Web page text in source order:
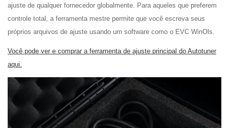
ajuste de qualquer fornecedor globalmente. Para aqueles que preferem
controle total, a ferramenta mestre permite que você escreva seus
próprios arquivos de ajuste usando um software como o EVC WinOls.
Você pode ver e comprar a ferramenta de ajuste principal do Autotuner
aqui.